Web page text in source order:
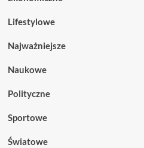
Lifestylowe
Najważniejsze
Naukowe
Polityczne
Sportowe
Światowe